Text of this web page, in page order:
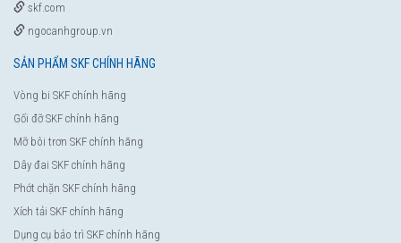
skf.com
ngocanhgroup.vn
SẢN PHẨM SKF CHÍNH HÃNG
Vòng bi SKF chính hãng
Gối đỡ SKF chính hãng
Mỡ bôi trơn SKF chính hãng
Dây đai SKF chính hãng
Phớt chặn SKF chính hãng
Xích tải SKF chính hãng
Dụng cụ bảo trì SKF chính hãng